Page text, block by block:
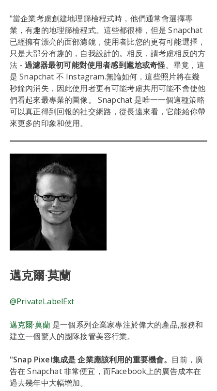
"當企業考慮創建地理篩檢程式時，他們通常會選擇專
業，有趣的地理篩檢程式。這些都很棒，但是 Snapchat
已經擁有漂亮的面部濾鏡，使用者比您的更有可能選擇，
只是大部分有趣的，自我設計的。相反，請考慮相反的方
法 - 過濾器最初可能對使用者感到尷尬或奇怪。畢竟，這
是 Snapchat 不 Instagram.無論如何，這些照片將在幾
秒鐘內消失，因此使用者更有可能考慮共用可能不會使他
們看起來最專業的圖像。 Snapchat 是唯一一個這種策略
可以真正得到回報的社交網路，從長遠來看，它能給你帶
來更多的印象和使用。
邁克爾·莫蘭
@PrivateLabelExt
邁克爾·莫蘭是一個系列企業家專注於偉大的產品,服務和
建立一個驚人的團隊接管美容行業。
"Snap Pixel集成是 企業應該利用的重要機會。 目前，廣
告在 Snapchat 非常便宜，而Facebook上的廣告成本在
過去幾年中大幅增加。